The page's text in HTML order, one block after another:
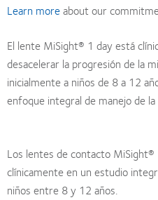
Learn moreabout our
El lente MiSight® 1 day está
desacelerar la progresión de la
inicialmente a niños de 8 a 12
enfoque integral de manejo de la
Los lentes de contacto
clínicamente en un estudio
niños entre 8 y 12 años.